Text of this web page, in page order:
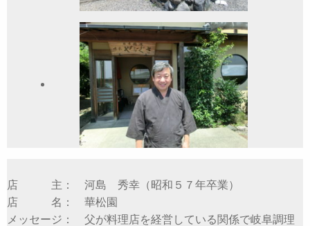
店 主： 河島 秀幸（昭和５７年卒業）
店 名： 華松園
メッセージ： 父が料理店を経営している関係で岐阜調理